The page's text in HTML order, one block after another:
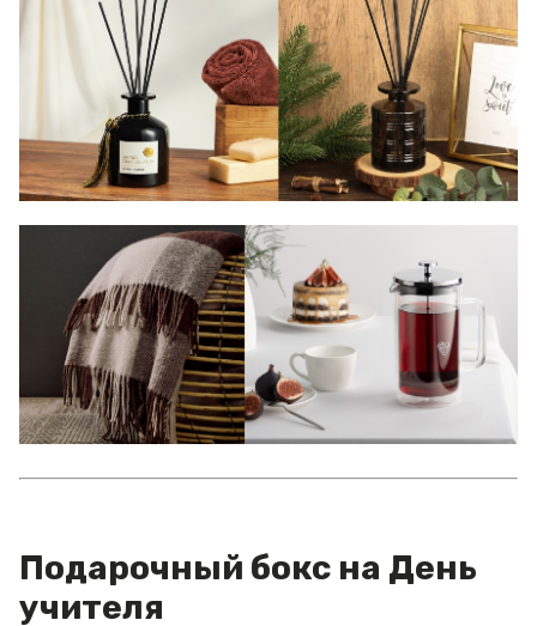
Подарочный бокс на День
учителя